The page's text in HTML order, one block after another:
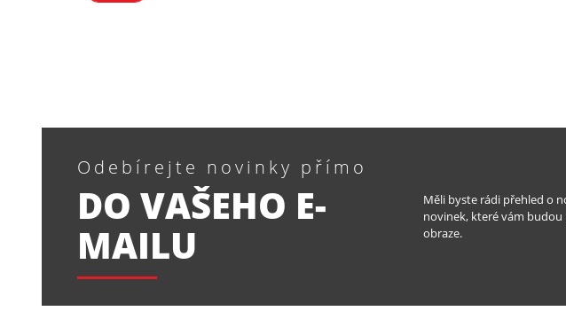
Odebírejte novinky přímo
DO VAŠEHO E-
MAILU
Měli byste rádi přehled o
novinek, které vám budou
obraze.